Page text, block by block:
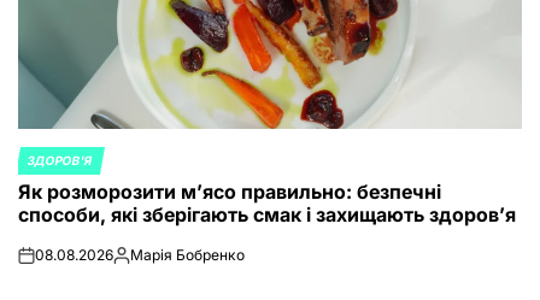
POSTED
IN
ЗДОРОВ'Я
Як розморозити м’ясо правильно: безпечні
способи, які зберігають смак і захищають здоров’я
on08.08.2026Posted
Марія Бобренко